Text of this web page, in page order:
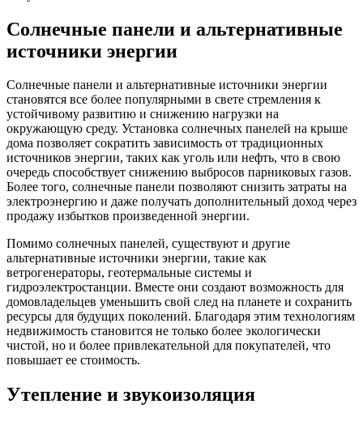
Солнечные панели и альтернативные
источники энергии
Солнечные панели и альтернативные источники энергии
становятся все более популярными в свете стремления к
устойчивому развитию и снижению нагрузки на
окружающую среду. Установка солнечных панелей на крыше
дома позволяет сократить зависимость от традиционных
источников энергии, таких как уголь или нефть, что в свою
очередь способствует снижению выбросов парниковых газов.
Более того, солнечные панели позволяют снизить затраты на
электроэнергию и даже получать дополнительный доход через
продажу избытков произведенной энергии.
Помимо солнечных панелей, существуют и другие
альтернативные источники энергии, такие как
ветрогенераторы, геотермальные системы и
гидроэлектростанции. Вместе они создают возможность для
домовладельцев уменьшить свой след на планете и сохранить
ресурсы для будущих поколений. Благодаря этим технологиям
недвижимость становится не только более экологически
чистой, но и более привлекательной для покупателей, что
повышает ее стоимость.
Утепление и звукоизоляция